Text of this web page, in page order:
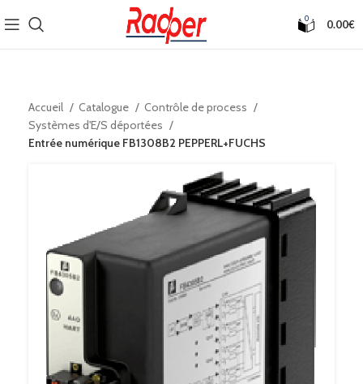
0 0.00€
Accueil Catalogue
Contrôle de process
Systèmes d'E/S déportées
Entrée numérique FB1308B2 PEPPERL+FUCHS